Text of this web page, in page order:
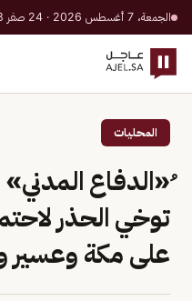
الجمعة، 7 أغسطس 2026 · 24 صفر 1448 هـ
المحليات
ُ«الدفاع
توخي الحذر
على مكة وعسير